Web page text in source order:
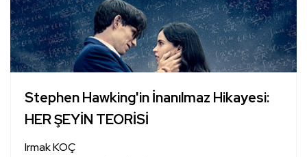
Stephen Hawking'in İnanılmaz Hikayesi:
HER ŞEYİN TEORİSİ
Irmak KOÇ